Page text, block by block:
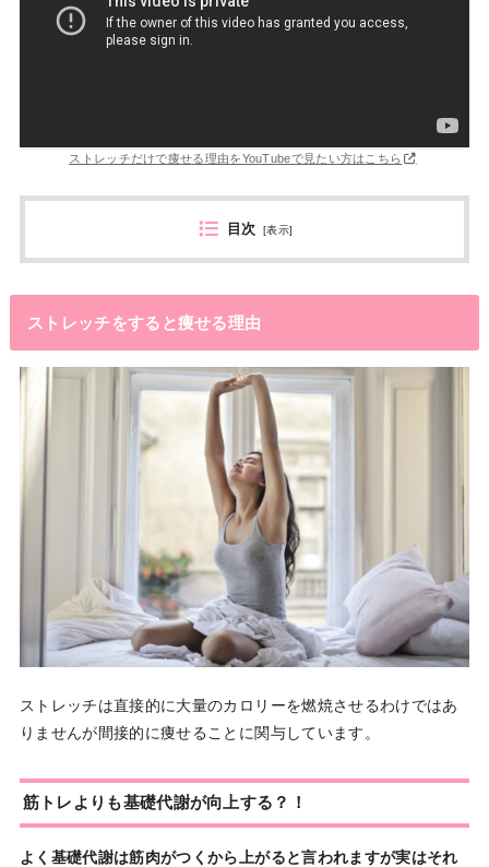
ストレッチだけで痩せる理由をYouTubeで見たい方はこちら
目次 [表示]
ストレッチをすると痩せる理由
ストレッチは直接的に大量のカロリーを燃焼させるわけではあ
りませんが間接的に痩せることに関与しています。
筋トレよりも基礎代謝が向上する？！
よく基礎代謝は筋肉がつくから上がると言われますが実はそれ